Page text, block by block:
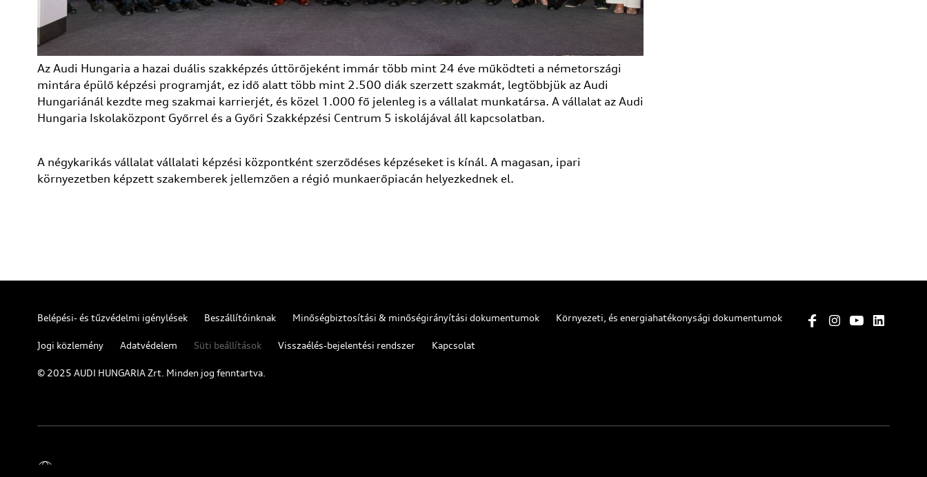
Az Audi Hungaria a hazai duális szakképzés úttörőjeként immár több mint 24 éve működteti a németországi
mintára épülő képzési programját, ez idő alatt több mint 2.500 diák szerzett szakmát, legtöbbjük az Audi
Hungariánál kezdte meg szakmai karrierjét, és közel 1.000 fő jelenleg is a vállalat munkatársa. A vállalat az Audi
Hungaria Iskolaközpont Győrrel és a Győri Szakképzési Centrum 5 iskolájával áll kapcsolatban.
A négykarikás vállalat vállalati képzési központként szerződéses képzéseket is kínál. A magasan, ipari
környezetben képzett szakemberek jellemzően a régió munkaerőpiacán helyezkednek el.
Belépési- és tűzvédelmi igénylések Beszállítóinknak Minőségbiztosítási & minőségirányítási dokumentumok Környezeti, és energiahatékonysági dokumentumok
Jogi közlemény Adatvédelem Süti beállítások Visszaélés-bejelentési rendszer Kapcsolat
© 2025 AUDI HUNGARIA Zrt. Minden jog fenntartva.